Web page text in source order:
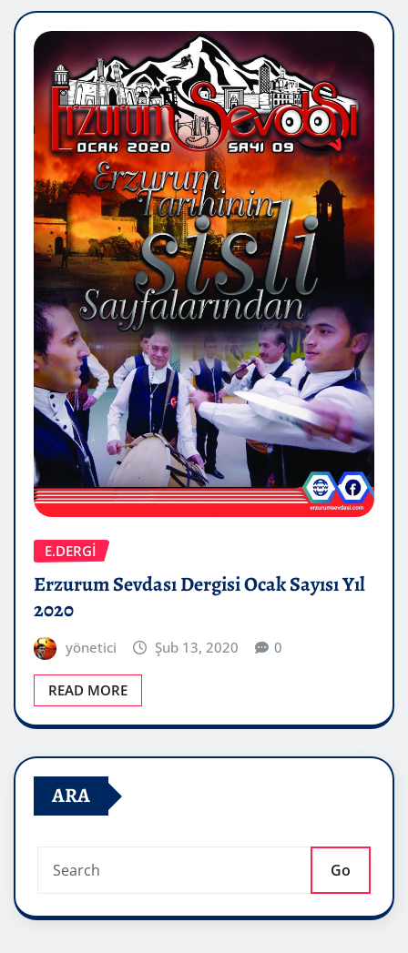
E.DERGİ
Erzurum Sevdası Dergisi Ocak Sayısı Yıl
2020
yönetici Şub 13, 2020 0
READ MORE
ARA
Go